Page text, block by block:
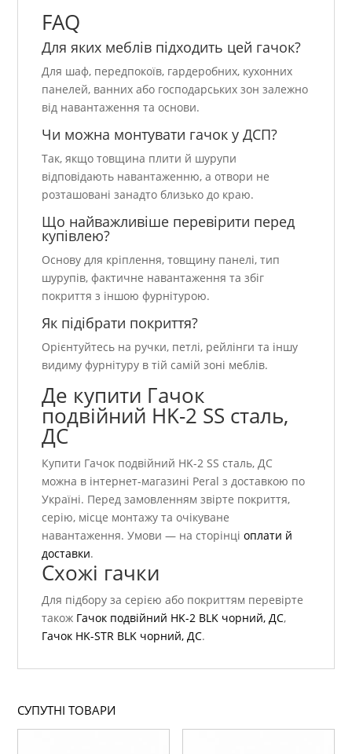
FAQ
Для яких меблів підходить цей гачок?
Для шаф, передпокоїв, гардеробних, кухонних
панелей, ванних або господарських зон залежно
від навантаження та основи.
Чи можна монтувати гачок у ДСП?
Так, якщо товщина плити й шурупи
відповідають навантаженню, а отвори не
розташовані занадто близько до краю.
Що найважливіше перевірити перед
купівлею?
Основу для кріплення, товщину панелі, тип
шурупів, фактичне навантаження та збіг
покриття з іншою фурнітурою.
Як підібрати покриття?
Орієнтуйтесь на ручки, петлі, рейлінги та іншу
видиму фурнітуру в тій самій зоні меблів.
Де купити Гачок
подвійний HK-2 SS сталь,
ДС
Купити Гачок подвійний HK-2 SS сталь, ДС
можна в інтернет-магазині Peral з доставкою по
Україні. Перед замовленням звірте покриття,
серію, місце монтажу та очікуване
навантаження. Умови — на сторінціоплати й
доставки.
Схожі гачки
Для підбору за серією або покриттям перевірте
також Гачок подвійний HK-2 BLK чорний, ДС,
Гачок HK-STR BLK чорний, ДС.
СУПУТНІ ТОВАРИ